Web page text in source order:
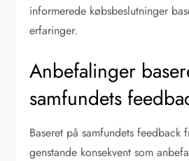
informerede købsbeslutninger
erfaringer.
Anbefalinger
samfundets
Baseret på samfundets feedback
genstande konsekvent som